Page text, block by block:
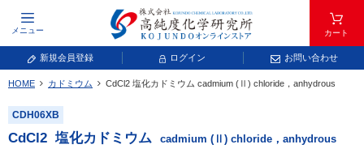
メニュー カート
新規会員登録 ログイン お問い合わせ
元素記号で検索する
元素周期表をタップすると、拡大表示されます。拡大した表から元素記号をタップ
し、一覧へ移動してください。
HOME カドミウム CdCl2 塩化カドミウム cadmium (Ⅱ) chloride，anhydrous
CDH06XB
CdCl2 塩化カドミウム cadmium (Ⅱ) chloride，anhydrous